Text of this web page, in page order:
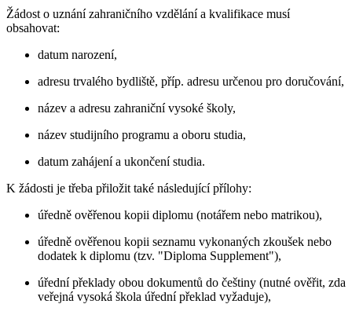
Žádost o uznání zahraničního vzdělání a kvalifikace musí
obsahovat:
datum narození,
adresu trvalého bydliště, příp. adresu určenou pro doručování,
název a adresu zahraniční vysoké školy,
název studijního programu a oboru studia,
datum zahájení a ukončení studia.
K žádosti je třeba přiložit také následující přílohy:
úředně ověřenou kopii diplomu (notářem nebo matrikou),
úředně ověřenou kopii seznamu vykonaných zkoušek nebo
dodatek k diplomu (tzv. "Diploma Supplement"),
úřední překlady obou dokumentů do češtiny (nutné ověřit, zda
veřejná vysoká škola úřední překlad vyžaduje),